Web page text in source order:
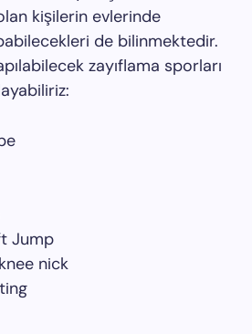
kişilerin evlerinde
de bilinmektedir.
zayıflama sporları
Jump
nick